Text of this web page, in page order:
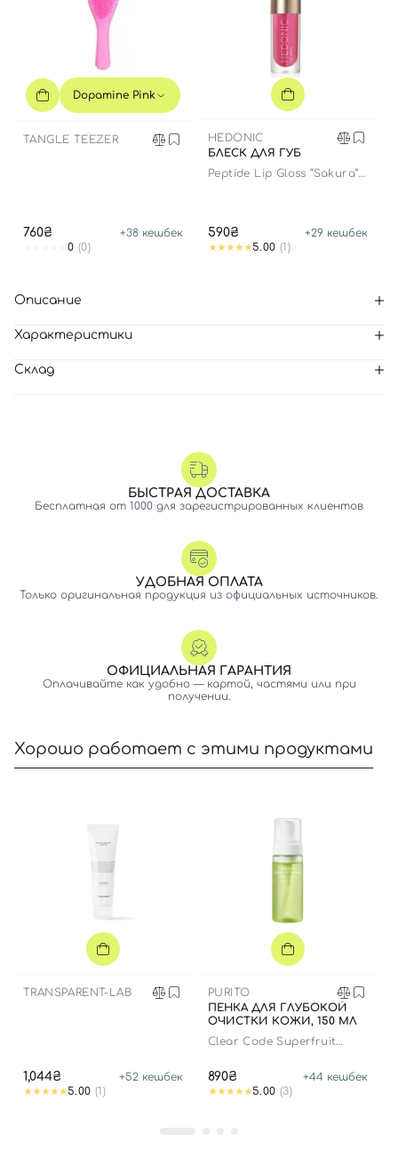
Dopamine Pink
TANGLE TEEZER
760₴ +38 кешбек
0 (0)
HEDONIC
БЛЕСК ДЛЯ ГУБ
Peptide Lip Gloss “Sakura”
590₴ +29 кешбек
5.00 (1)
Описание
Характеристики
Склад
БЫСТРАЯ ДОСТАВКА
Бесплатная от 1000 для зарегистрированных клиентов
УДОБНАЯ ОПЛАТА
Только оригинальная продукция из официальных источников.
ОФИЦИАЛЬНАЯ ГАРАНТИЯ
Оплачивайте как удобно — картой, частями или при
получении.
Хорошо работает с этими продуктами
TRANSPARENT-LAB
1,044₴ +52 кешбек
5.00 (1)
PURITO
ПЕНКА ДЛЯ ГЛУБОКОЙ
ОЧИСТКИ КОЖИ, 150 МЛ
Clear Code Superfruit
890₴ +44 кешбек
5.00 (3)